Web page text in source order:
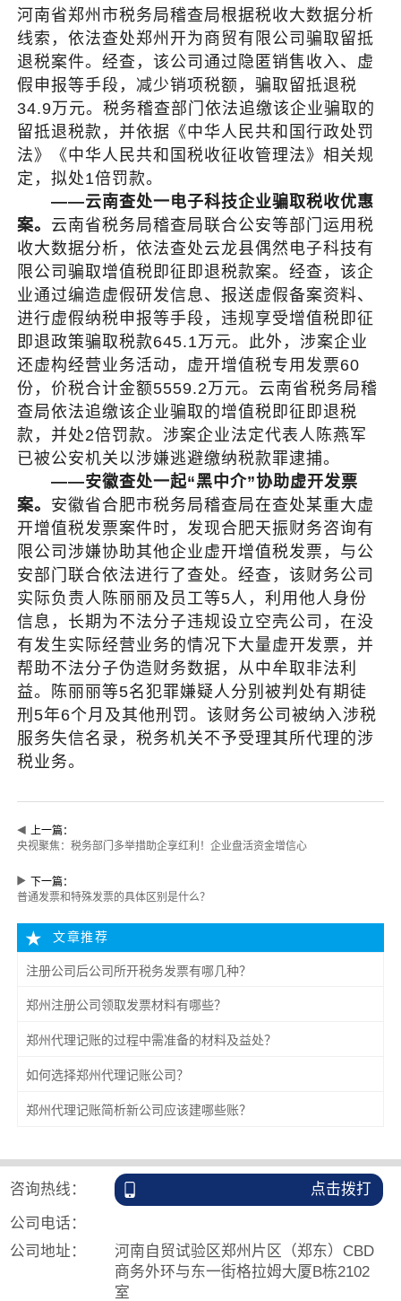
河南省郑州市税务局稽查局根据税收大数据分析
线索，依法查处郑州开为商贸有限公司骗取留抵
退税案件。经查，该公司通过隐匿销售收入、虚
假申报等手段，减少销项税额，骗取留抵退税
34.9万元。税务稽查部门依法追缴该企业骗取的
留抵退税款，并依据《中华人民共和国行政处罚
法》《中华人民共和国税收征收管理法》相关规
定，拟处1倍罚款。
——云南查处一电子科技企业骗取税收优惠
案。 云南省税务局稽查局联合公安等部门运用税
收大数据分析，依法查处云龙县偶然电子科技有
限公司骗取增值税即征即退税款案。经查，该企
业通过编造虚假研发信息、报送虚假备案资料、
进行虚假纳税申报等手段，违规享受增值税即征
即退政策骗取税款645.1万元。此外，涉案企业
还虚构经营业务活动，虚开增值税专用发票60
份，价税合计金额5559.2万元。云南省税务局稽
查局依法追缴该企业骗取的增值税即征即退税
款，并处2倍罚款。涉案企业法定代表人陈燕军
已被公安机关以涉嫌逃避缴纳税款罪逮捕。
——安徽查处一起“黑中介”协助虚开发票
案。 安徽省合肥市税务局稽查局在查处某重大虚
开增值税发票案件时，发现合肥天振财务咨询有
限公司涉嫌协助其他企业虚开增值税发票，与公
安部门联合依法进行了查处。经查，该财务公司
实际负责人陈丽丽及员工等5人，利用他人身份
信息，长期为不法分子违规设立空壳公司，在没
有发生实际经营业务的情况下大量虚开发票，并
帮助不法分子伪造财务数据，从中牟取非法利
益。陈丽丽等5名犯罪嫌疑人分别被判处有期徒
刑5年6个月及其他刑罚。该财务公司被纳入涉税
服务失信名录，税务机关不予受理其所代理的涉
税业务。
上一篇：
央视聚焦：税务部门多举措助企享红利！企业盘活资金增信心
下一篇：
普通发票和特殊发票的具体区别是什么？
文章推荐
注册公司后公司所开税务发票有哪几种？
郑州注册公司领取发票材料有哪些？
郑州代理记账的过程中需准备的材料及益处？
如何选择郑州代理记账公司？
郑州代理记账简析新公司应该建哪些账？
咨询热线：
点击拨打
公司电话：
公司地址：
河南自贸试验区郑州片区（郑东）CBD
商务外环与东一街格拉姆大厦B栋2102
室